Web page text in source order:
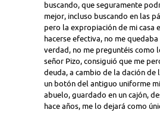
buscando, que seguramente
mejor, incluso buscando en las
pero la expropiación de mi casa
hacerse efectiva, no me
verdad, no me preguntéis como
señor Pizo, consiguió que me
deuda, a cambio de la dación de
un botón del antiguo uniforme
abuelo, guardado en un cajón,
hace años, me lo dejará como